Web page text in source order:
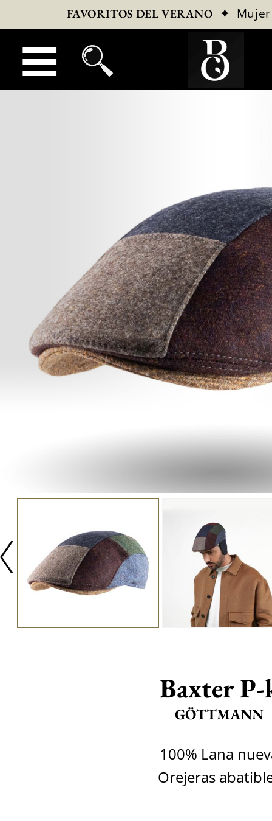
FAVORITOS DEL VERANO ✦ Mujer
Baxter
GÖTTMANN
100% Lana
Orejeras